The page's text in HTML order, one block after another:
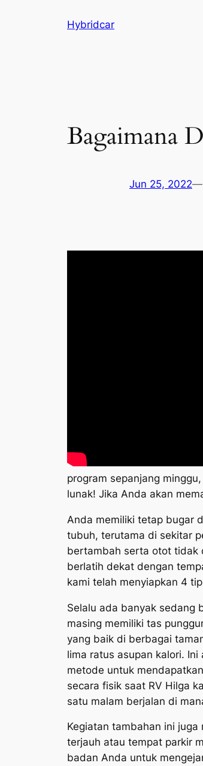
Hybridcar
Bagaimana
Jun 25, 2022—
program sepanjang
lunak! Jika Anda akan
Anda memiliki tetap bugar
tubuh, terutama di sekitar
bertambah serta otot tidak
berlatih dekat dengan
kami telah menyiapkan 4
Selalu ada banyak sedang
masing memiliki tas
yang baik di berbagai
lima ratus asupan kalori.
metode untuk
secara fisik saat RV Hilga
satu malam berjalan di
Kegiatan tambahan ini
terjauh atau tempat parkir
badan Anda untuk